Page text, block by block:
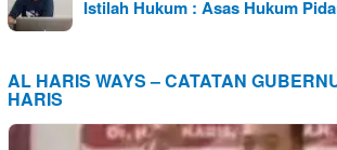
Istilah Hukum : Asas Hukum
AL HARIS WAYS – CATATAN
HARIS